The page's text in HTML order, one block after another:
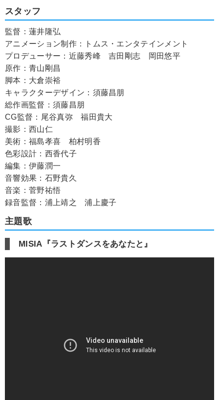
スタッフ
監督：蓮井隆弘
アニメーション制作：トムス・エンタテインメント
プロデューサー：近藤秀峰 吉田剛志 岡田悠平
原作：青山剛昌
脚本：大倉崇裕
キャラクターデザイン：須藤昌朋
総作画監督：須藤昌朋
CG監督：尾谷真弥 福田貴大
撮影：西山仁
美術：福島孝喜 柏村明香
色彩設計：西香代子
編集：伊藤潤一
音響効果：石野貴久
音楽：菅野祐悟
録音監督：浦上靖之 浦上慶子
主題歌
MISIA『ラストダンスをあなたと』